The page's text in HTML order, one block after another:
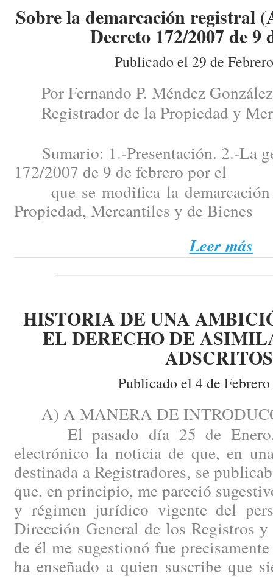
Sobre la demarcación registral
Decreto 172/2007 de 9
Publicado el 29 de
Por Fernando P. Méndez González
Registrador de la Propiedad y
Sumario: 1.-Presentación. 2.-La
172/2007 de 9 de febrero por el
que se modifica la demarcación
Propiedad, Mercantiles y de Bienes
Leer más
HISTORIA DE UNA
EL DERECHO DE
Publicado el 4 de
A) A MANERA DE
El pasado día 25 de Enero,
electrónico la noticia de que, en
destinada a Registradores, se
que, en principio, me pareció
y régimen jurídico vigente del
Dirección General de los Registros
de él me sugestionó fue
ha enseñado a quien suscribe que